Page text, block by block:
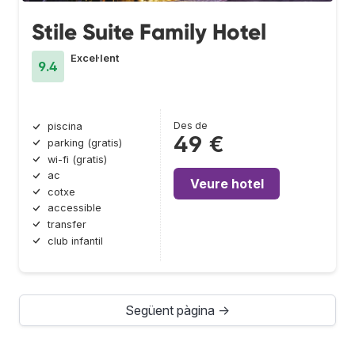
Stile Suite Family Hotel
9.4
Excel·lent
piscina
parking (gratis)
wi-fi (gratis)
ac
cotxe
accessible
transfer
club infantil
Des de
49 €
Veure hotel
Següent pàgina →